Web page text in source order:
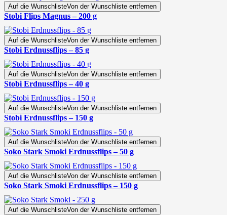
Auf die WunschlisteVon der Wunschliste entfernen
Stobi Flips Magnus – 200 g
Auf die WunschlisteVon der Wunschliste entfernen
Stobi Erdnussflips – 85 g
Auf die WunschlisteVon der Wunschliste entfernen
Stobi Erdnussflips – 40 g
Auf die WunschlisteVon der Wunschliste entfernen
Stobi Erdnussflips – 150 g
Auf die WunschlisteVon der Wunschliste entfernen
Soko Stark Smoki Erdnussflips – 50 g
Auf die WunschlisteVon der Wunschliste entfernen
Soko Stark Smoki Erdnussflips – 150 g
Auf die WunschlisteVon der Wunschliste entfernen